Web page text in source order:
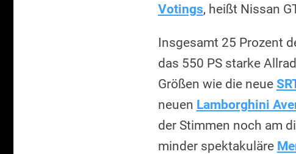
Votings, heißt Nissan
Insgesamt 25 Prozent
das 550 PS starke
Größen wie die neue
neuen Lamborghini
der Stimmen noch am
minder spektakuläre